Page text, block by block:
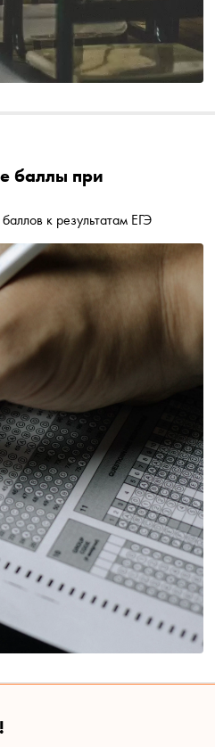
баллы при
к результатам ЕГЭ